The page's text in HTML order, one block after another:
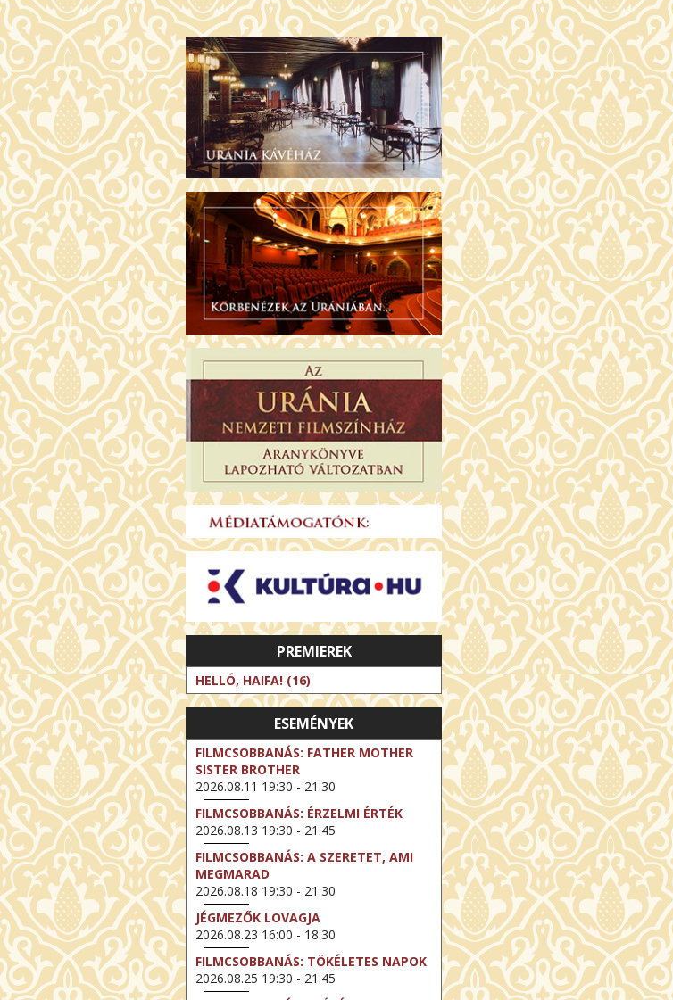
PREMIEREK
HELLÓ, HAIFA! (16)
ESEMÉNYEK
FILMCSOBBANÁS: FATHER MOTHER
SISTER BROTHER
2026.08.11 19:30 - 21:30
FILMCSOBBANÁS: ÉRZELMI ÉRTÉK
2026.08.13 19:30 - 21:45
FILMCSOBBANÁS: A SZERETET, AMI
MEGMARAD
2026.08.18 19:30 - 21:30
JÉGMEZŐK LOVAGJA
2026.08.23 16:00 - 18:30
FILMCSOBBANÁS: TÖKÉLETES NAPOK
2026.08.25 19:30 - 21:45